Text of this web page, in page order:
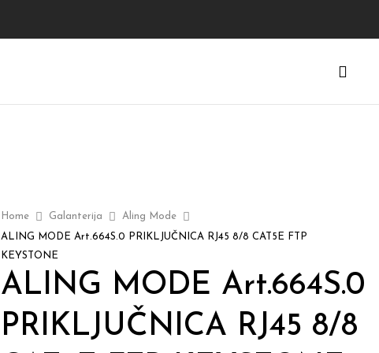
Home Galanterija
Aling Mode
ALING MODE Art.664S.0 PRIKLJUČNICA RJ45 8/8 CAT5E FTP
KEYSTONE
ALING MODE Art.664S.0
PRIKLJUČNICA RJ45 8/8